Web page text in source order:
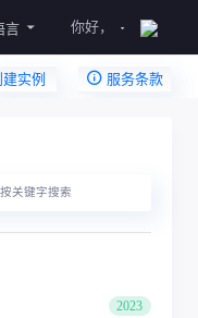
言 你好，
实例
服务条款
2023